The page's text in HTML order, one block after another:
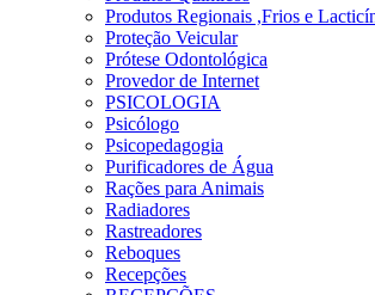
Produtos Regionais ,Frios e
Proteção Veicular
Prótese Odontológica
Provedor de Internet
PSICOLOGIA
Psicólogo
Psicopedagogia
Purificadores de Água
Rações para Animais
Radiadores
Rastreadores
Reboques
Recepções